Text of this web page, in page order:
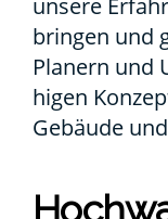
unse­re
brin­gen und
Pla­nern und
hi­gen
Gebäu­de